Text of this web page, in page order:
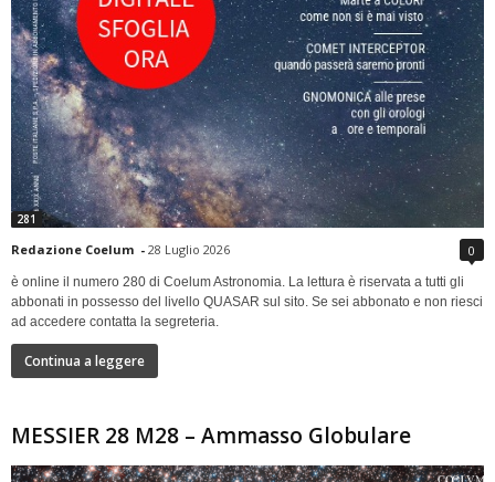
281
Redazione Coelum - 28 Luglio 2026 0
è online il numero 280 di Coelum Astronomia. La lettura è riservata a tutti gli
abbonati in possesso del livello QUASAR sul sito. Se sei abbonato e non riesci
ad accedere contatta la segreteria.
Continua a leggere
MESSIER 28 M28 – Ammasso Globulare